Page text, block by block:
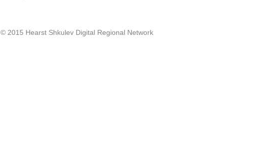
© 2015 Hearst Shkulev Digital Regional Network